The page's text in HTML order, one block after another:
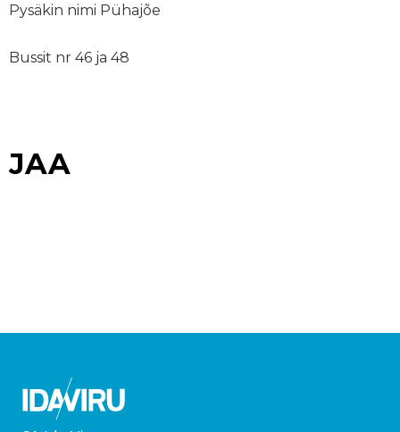
Pysäkin nimi Pühajõe
Bussit nr 46 ja 48
JAA